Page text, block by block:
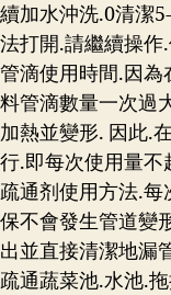
續加水沖洗.0清潔
法打開.請繼續操
管滴使用時間.因為
料管滴數量一次過
加熱並變形. 因此.
行.即每次使用量不
疏通剂使用方法.
保不會發生管道變
出並直接清潔地漏
疏通蔬菜池.水池.